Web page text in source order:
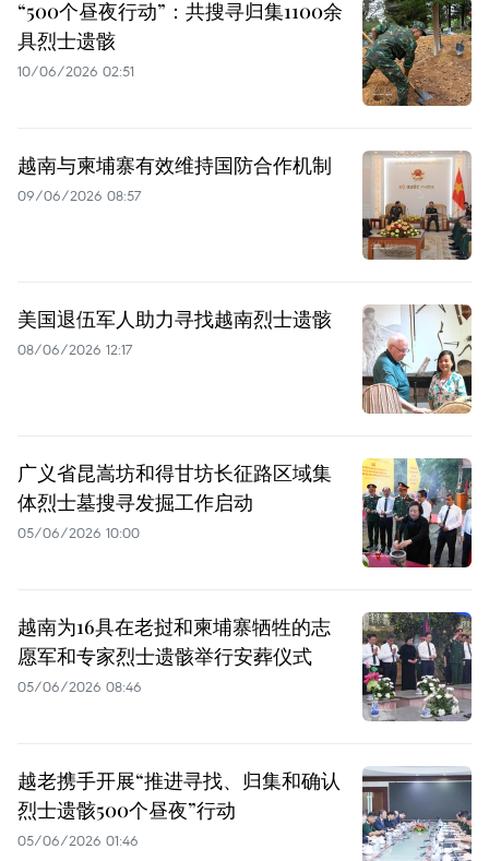
“500个昼夜行动”：共搜寻归集1100余
具烈士遗骸
10/06/2026 02:51
越南与柬埔寨有效维持国防合作机制
09/06/2026 08:57
美国退伍军人助力寻找越南烈士遗骸
08/06/2026 12:17
广义省昆嵩坊和得甘坊长征路区域集
体烈士墓搜寻发掘工作启动
05/06/2026 10:00
越南为16具在老挝和柬埔寨牺牲的志
愿军和专家烈士遗骸举行安葬仪式
05/06/2026 08:46
越老携手开展“推进寻找、归集和确认
烈士遗骸500个昼夜”行动
05/06/2026 01:46